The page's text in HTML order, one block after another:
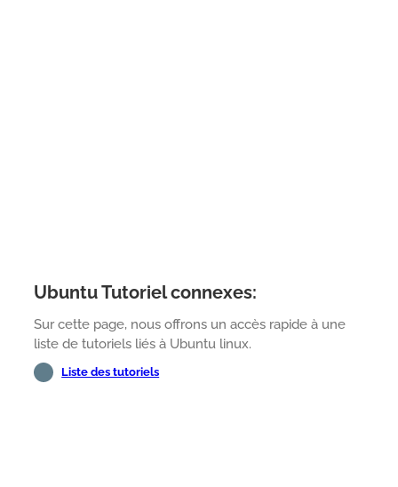
Ubuntu Tutoriel connexes:
Sur cette page, nous offrons un accès rapide à une
liste de tutoriels liés à Ubuntu linux.
Liste des tutoriels